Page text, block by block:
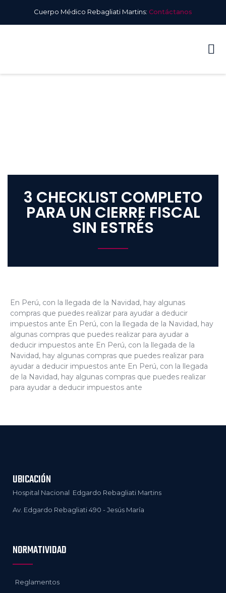
Cuerpo Médico Rebagliati Martins: Contáctanos
3 CHECKLIST COMPLETO
PARA UN CIERRE FISCAL
SIN ESTRÉS
En Perú, con la llegada de la Navidad, hay algunas
compras que puedes realizar para ayudar a deducir
impuestos ante En Perú, con la llegada de la Navidad, hay
algunas compras que puedes realizar para ayudar a
deducir impuestos ante En Perú, con la llegada de la
Navidad, hay algunas compras que puedes realizar para
ayudar a deducir impuestos ante En Perú, con la llegada
de la Navidad, hay algunas compras que puedes realizar
para ayudar a deducir impuestos ante
UBICACIÓN
Hospital Nacional Edgardo Rebagliati Martins
Av. Edgardo Rebagliati 490 - Jesús María
NORMATIVIDAD
Reglamentos